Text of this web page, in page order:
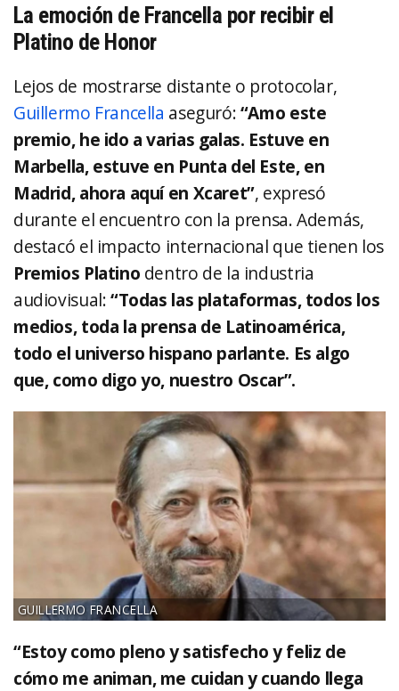
La emoción de Francella por recibir el
Platino de Honor
Lejos de mostrarse distante o protocolar,
Guillermo Francella aseguró:“Amo este
premio, he ido a varias galas. Estuve en
Marbella, estuve en Punta del Este, en
Madrid, ahora aquí en Xcaret”, expresó
durante el encuentro con la prensa. Además,
destacó el impacto internacional que tienen los
Premios Platino dentro de la industria
audiovisual:“Todas las plataformas, todos los
medios, toda la prensa de Latinoamérica,
todo el universo hispano parlante. Es algo
que, como digo yo, nuestro Oscar”.
GUILLERMO FRANCELLA
“Estoy como pleno y satisfecho y feliz de
cómo me animan, me cuidan y cuando llega